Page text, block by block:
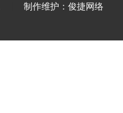
制作维护：俊捷网络